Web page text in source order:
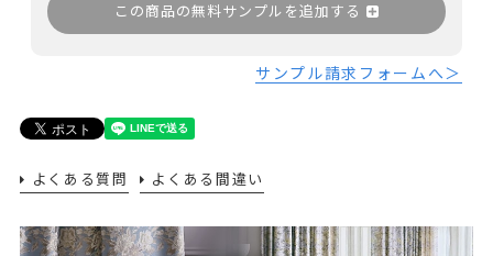
この商品の無料サンプルを追加する
サンプル請求フォームへ＞
よくある質問 よくある間違い